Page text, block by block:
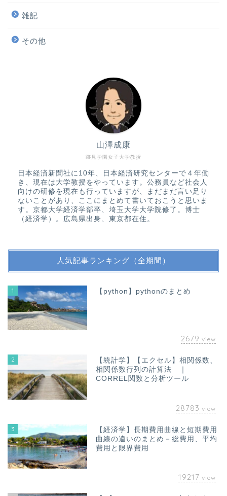
雑記
その他
跡見学園女子大学教授
山澤成康
日本経済新聞社に10年、日本経済研究センターで４年働
き、現在は大学教授をやっています。公務員など社会人
向けの研修を現在も行っていますが、まだまだ言い足り
ないことがあり、ここにまとめて書いておこうと思いま
す。京都大学経済学部卒、埼玉大学大学院修了。博士
（経済学）。広島県出身、東京都在住。
人気記事ランキング（全期間）
1 【python】pythonのまとめ
2679 view
2
【統計学】【エクセル】相関係数、
相関係数行列の計算法 ｜
CORREL関数と分析ツール
28783 view
3
【経済学】長期費用曲線と短期費用
曲線の違いのまとめ－総費用、平均
費用と限界費用
19217 view